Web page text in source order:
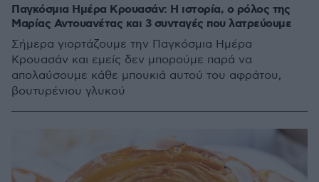
Παγκόσμια Ημέρα Κρουασάν: Η ιστορία, ο ρόλος της
Μαρίας Αντουανέτας και 3 συνταγές που λατρεύουμε
Σήμερα γιορτάζουμε την Παγκόσμια Ημέρα
Κρουασάν και εμείς δεν μπορούμε παρά να
απολαύσουμε κάθε μπουκιά αυτού του αφράτου,
βουτυρένιου γλυκού